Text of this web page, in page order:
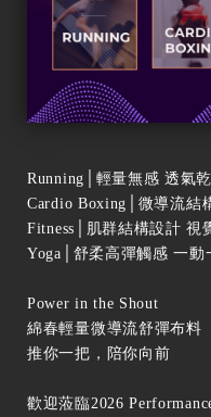
Running│輕量無感 透氣
Cardio Boxing│微導流結
Fitness│肌群結構設計 視
Yoga│舒柔高彈觸感 一動
Power in the Shout
綿春輕量微導流舒彈布料
推你一把，陪你向前
歡迎蒞臨2026